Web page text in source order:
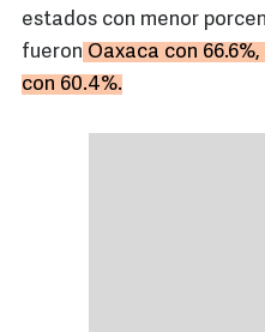
estados con menor
fueron Oaxaca con
con 60.4%.